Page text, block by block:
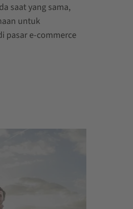
saat yang sama,
untuk
pasar e-commerce